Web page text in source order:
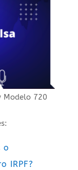
Modelo 720
o
IRPF?